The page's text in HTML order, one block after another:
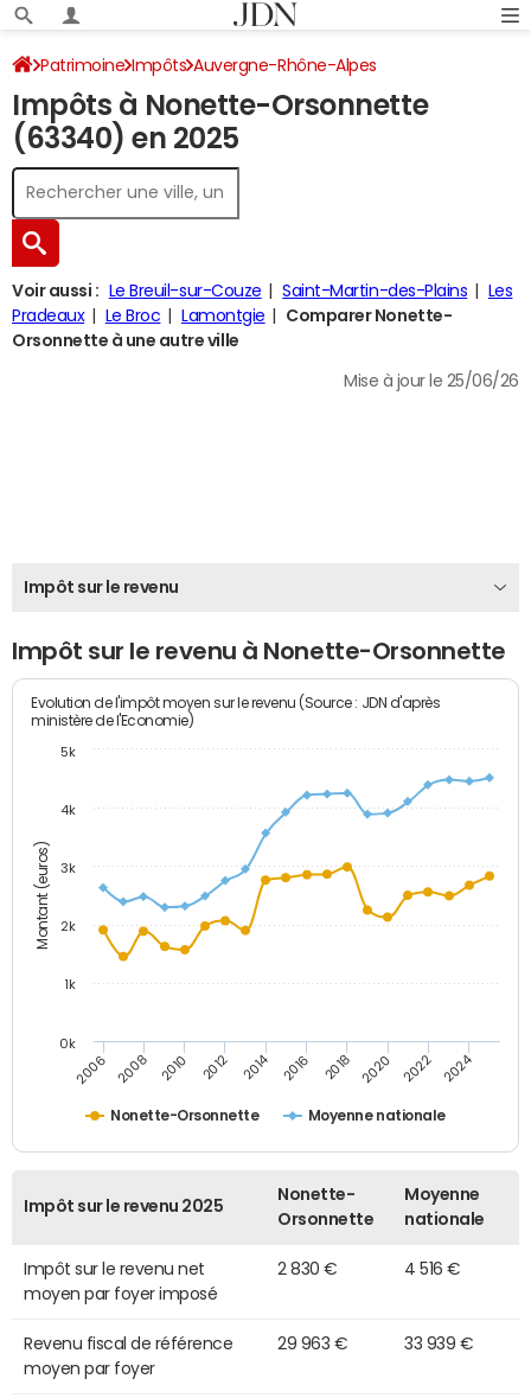
Patrimoine Impôts Auvergne-Rhône-Alpes
Puy-de-Dôme Nonette-Orsonnette Impôt sur le revenu
Impôts à Nonette-Orsonnette
(63340) en 2025
Voir aussi : Le Breuil-sur-Couze Saint-Martin-des-Plains
Les
Pradeaux
Le Broc Lamontgie
Comparer Nonette-
Orsonnette à une autre ville
Mise à jour le 25/06/26
Impôt sur le revenu
Impôt sur le revenu à Nonette-Orsonnette
Montant (euros)
Evolution de l'impôt moyen sur le revenu (Source : JDN d'après
ministère de l'Economie)
Nonette-Orsonnette Moyenne nationale
2006 2008 2010 2012 2014 2016 2018 2020 2022 2024
0k
1k
2k
3k
4k
5k
Impôt sur le revenu 2025
Nonette-
Orsonnette
Moyenne
nationale
Impôt sur le revenu net
moyen par foyer imposé
2 830 € 4 516 €
Revenu fiscal de référence
moyen par foyer
29 963 € 33 939 €